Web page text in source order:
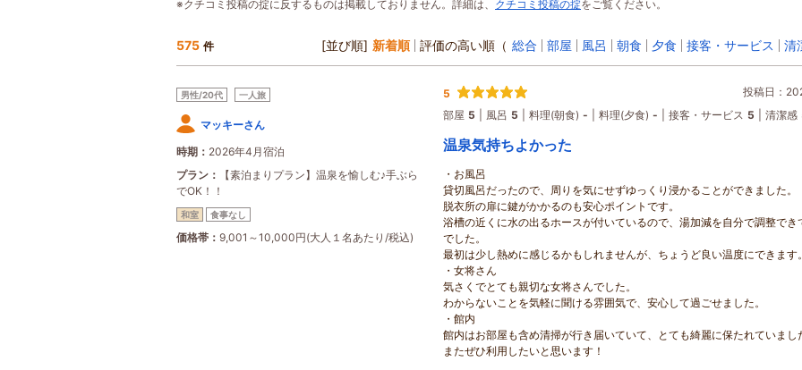
※クチコミ投稿の掟に反するものは掲載しておりません。詳細は、 クチコミ投稿の掟をご覧ください。
575 件 [並び順] 新着順 評価の高い順 （ 総合 部屋 風呂 朝食 夕食 接客・サービス 清
男性/20代 一人旅
マッキーさん
時期
2026年4月宿泊
プラン
【素泊まりプラン】温泉を愉しむ♪手ぶら
でOK！！
和室 食事なし
価格帯 9,001～10,000円(大人１名あたり/税込)
5
投稿日：
部屋 5 風呂 5 料理(朝食) - 料理(夕食) - 接客・サービス 5 清潔感
温泉気持ちよかった
・お風呂
貸切風呂だったので、周りを気にせずゆっくり浸かることができました。
脱衣所の扉に鍵がかかるのも安心ポイントです。
浴槽の近くに水の出るホースが付いているので、湯加減を自分で調整でき
でした。
最初は少し熱めに感じるかもしれませんが、ちょうど良い温度にできます。
・女将さん
気さくでとても親切な女将さんでした。
わからないことを気軽に聞ける雰囲気で、安心して過ごせました。
・館内
館内はお部屋も含め清掃が行き届いていて、とても綺麗に保たれていまし
またぜひ利用したいと思います！